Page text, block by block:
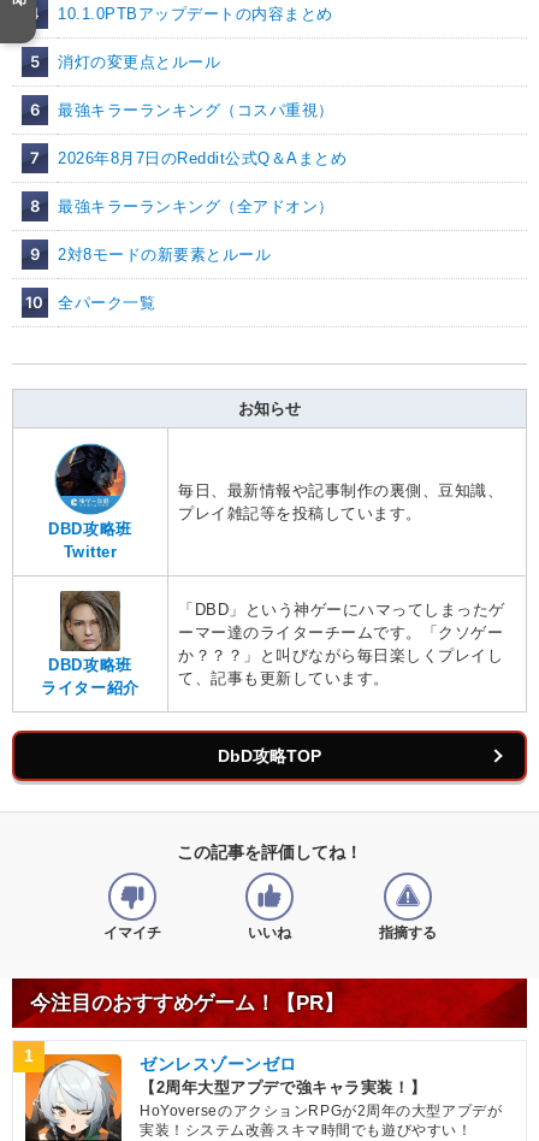
4 10.1.0PTBアップデートの内容まとめ
5 消灯の変更点とルール
6 最強キラーランキング（コスパ重視）
7 2026年8月7日のReddit公式Q＆Aまとめ
8 最強キラーランキング（全アドオン）
9 2対8モードの新要素とルール
10 全パーク一覧
お知らせ
DBD攻略班
Twitter
毎日、最新情報や記事制作の裏側、豆知識、
プレイ雑記等を投稿しています。
DBD攻略班
ライター紹介
「DBD」という神ゲーにハマってしまったゲ
ーマー達のライターチームです。「クソゲー
か？？？」と叫びながら毎日楽しくプレイし
て、記事も更新しています。
DbD攻略TOP
この記事を評価してね！
イマイチ いいね 指摘する
今注目のおすすめゲーム！【PR】
1 ゼンレスゾーンゼロ
【2周年大型アプデで強キャラ実装！】
HoYoverseのアクションRPGが2周年の大型アプデが
実装！システム改善スキマ時間でも遊びやすい！